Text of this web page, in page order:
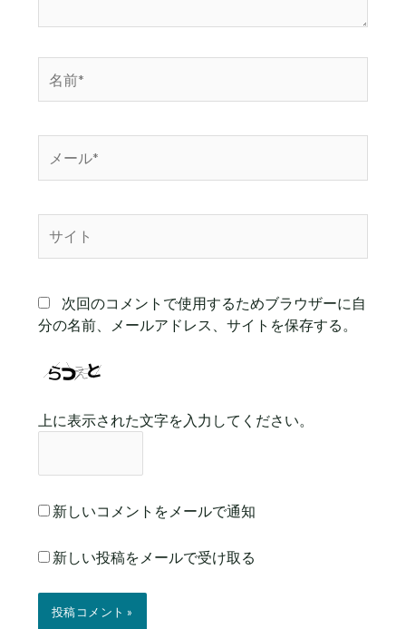
前
ー
*
次回のコメントで使用するためブラウザーに自
分の名前、メールアドレス、サイトを保存する。
上に表示された文字を入力してください。
新しいコメントをメールで通知
新しい投稿をメールで受け取る